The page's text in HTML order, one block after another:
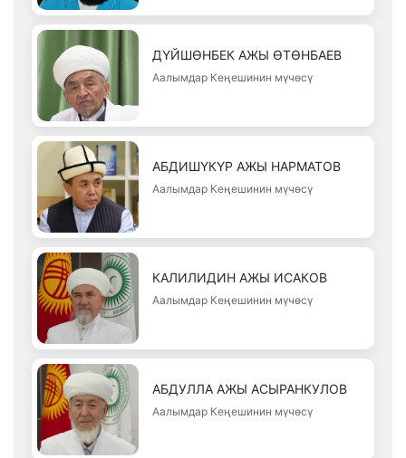
ДҮЙШӨНБЕК АЖЫ ӨТӨНБАЕВ
Аалымдар Кеңешинин мүчөсү
АБДИШҮКҮР АЖЫ НАРМАТОВ
Аалымдар Кеңешинин мүчөсү
КАЛИЛИДИН АЖЫ ИСАКОВ
Аалымдар Кеңешинин мүчөсү
АБДУЛЛА АЖЫ АСЫРАНКУЛОВ
Аалымдар Кеңешинин мүчөсү